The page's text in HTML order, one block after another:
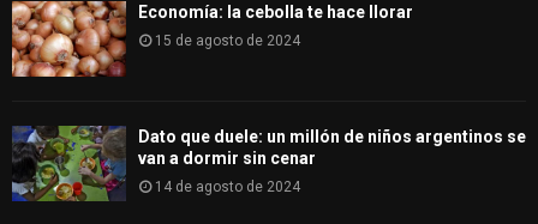
Economía: la cebolla te hace llorar
15 de agosto de 2024
Dato que duele: un millón de niños argentinos se
van a dormir sin cenar
14 de agosto de 2024